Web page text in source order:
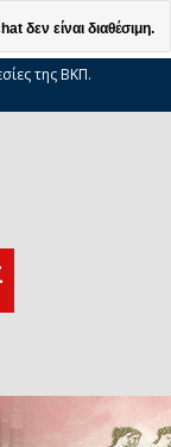
δεν είναι διαθέσιμη.
της ΒΚΠ.